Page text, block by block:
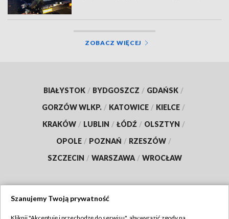
ZOBACZ WIĘCEJ
BIAŁYSTOK / BYDGOSZCZ / GDAŃSK /
GORZÓW WLKP. / KATOWICE / KIELCE /
KRAKÓW / LUBLIN / ŁÓDŹ / OLSZTYN /
OPOLE / POZNAŃ / RZESZÓW /
SZCZECIN / WARSZAWA / WROCŁAW
Szanujemy Twoją prywatność